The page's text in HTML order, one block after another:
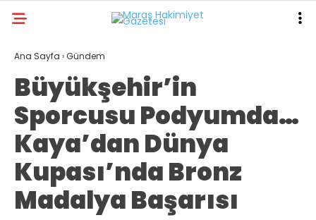
GALERİ VİDEO
ANA SAYFA
KAHRAMANMARAŞ
GÜNDEM
EKONOMI
Ana Sayfa ›Gündem
Büyükşehir’in
Sporcusu Podyumda…
Kaya’dan Dünya
Kupası’nda Bronz
Madalya Başarısı